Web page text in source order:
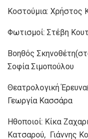
Κοστούμια: Χρήστος
Φωτισμοί: Στέβη
Βοηθός
Σοφία Σιμοπούλου
Θεατρολογική
Γεωργία Κασσάρα
Ηθοποιοί: Κίκα
Κατσαρού, Γιάννης